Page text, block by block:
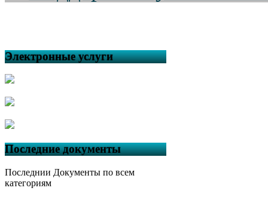
Электронные услуги
Последние документы
Последнии Документы по всем
категориям